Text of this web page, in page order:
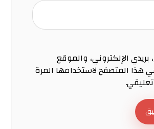
الإلكتروني، والموقع
هذا المتصفح لاستخدامها المرة